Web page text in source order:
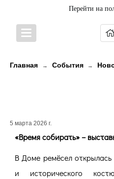
Перейти на
Главная → События →
5 марта 2026 г.
«Время собирать» –
В Доме ремёсел
и исторического